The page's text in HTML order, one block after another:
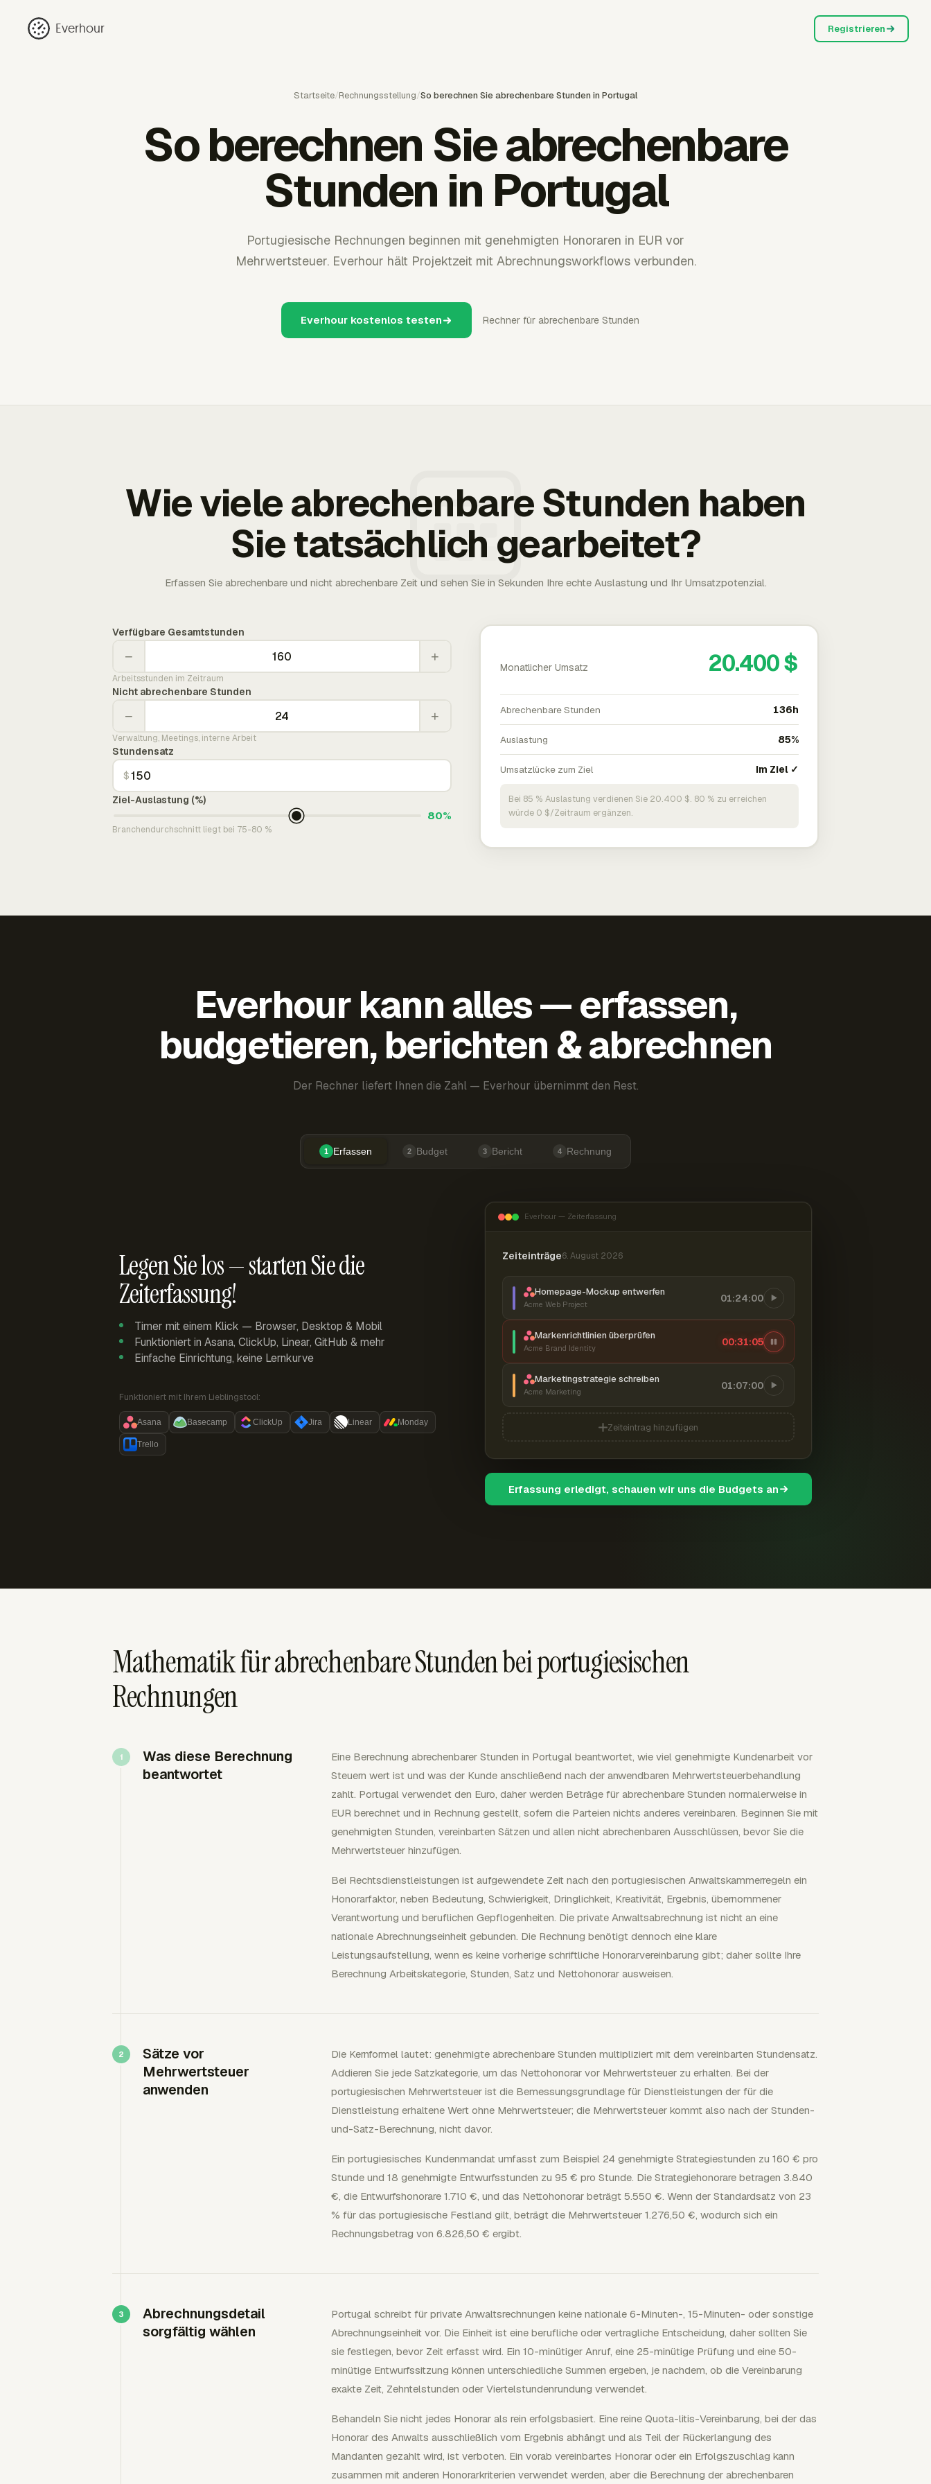
Everhour Registrieren
Startseite/Rechnungsstellung/So berechnen Sie abrechenbare Stunden in Portugal
So berechnen Sie abrechenbare
Stunden in Portugal
Portugiesische Rechnungen beginnen mit genehmigten Honoraren in EUR vor
Mehrwertsteuer. Everhour hält Projektzeit mit Abrechnungsworkflows verbunden.
Everhour kostenlos testen Rechner für abrechenbare Stunden
Wie viele abrechenbare Stunden haben
Sie tatsächlich gearbeitet?
Erfassen Sie abrechenbare und nicht abrechenbare Zeit und sehen Sie in Sekunden Ihre echte Auslastung und Ihr Umsatzpotenzial.
Verfügbare Gesamtstunden
− +
Arbeitsstunden im Zeitraum
Nicht abrechenbare Stunden
− +
Verwaltung, Meetings, interne Arbeit
Stundensatz
$
Ziel-Auslastung (%)
80%
Branchendurchschnitt liegt bei 75-80 %
Monatlicher Umsatz 20.400 $
Abrechenbare Stunden 136h
Auslastung 85%
Umsatzlücke zum Ziel Im Ziel ✓
Bei 85 % Auslastung verdienen Sie 20.400 $. 80 % zu erreichen
würde 0 $/Zeitraum ergänzen.
Everhour kann alles — erfassen,
budgetieren, berichten & abrechnen
Der Rechner liefert Ihnen die Zahl — Everhour übernimmt den Rest.
1 Erfassen 2 Budget 3 Bericht 4 Rechnung
Legen Sie los — starten Sie die
Zeiterfassung!
Timer mit einem Klick — Browser, Desktop & Mobil
Funktioniert in Asana, ClickUp, Linear, GitHub & mehr
Einfache Einrichtung, keine Lernkurve
Funktioniert mit Ihrem Lieblingstool:
Asana Basecamp ClickUp Jira Linear Monday
Trello
Everhour — Zeiterfassung
Zeiteinträge6. August 2026
Homepage-Mockup entwerfen
Acme Web Project
01:24:00
Markenrichtlinien überprüfen
Acme Brand Identity
00:31:06
Marketingstrategie schreiben
Acme Marketing
01:07:00
Zeiteintrag hinzufügen
Erfassung erledigt, schauen wir uns die Budgets an
Mathematik für abrechenbare Stunden bei portugiesischen
Rechnungen
Was diese Berechnung
beantwortet
Eine Berechnung abrechenbarer Stunden in Portugal beantwortet, wie viel genehmigte Kundenarbeit vor
Steuern wert ist und was der Kunde anschließend nach der anwendbaren Mehrwertsteuerbehandlung
zahlt. Portugal verwendet den Euro, daher werden Beträge für abrechenbare Stunden normalerweise in
EUR berechnet und in Rechnung gestellt, sofern die Parteien nichts anderes vereinbaren. Beginnen Sie mit
genehmigten Stunden, vereinbarten Sätzen und allen nicht abrechenbaren Ausschlüssen, bevor Sie die
Mehrwertsteuer hinzufügen.
Bei Rechtsdienstleistungen ist aufgewendete Zeit nach den portugiesischen Anwaltskammerregeln ein
Honorarfaktor, neben Bedeutung, Schwierigkeit, Dringlichkeit, Kreativität, Ergebnis, übernommener
Verantwortung und beruflichen Gepflogenheiten. Die private Anwaltsabrechnung ist nicht an eine
nationale Abrechnungseinheit gebunden. Die Rechnung benötigt dennoch eine klare
Leistungsaufstellung, wenn es keine vorherige schriftliche Honorarvereinbarung gibt; daher sollte Ihre
Berechnung Arbeitskategorie, Stunden, Satz und Nettohonorar ausweisen.
Sätze vor
Mehrwertsteuer
anwenden
Die Kernformel lautet: genehmigte abrechenbare Stunden multipliziert mit dem vereinbarten Stundensatz.
Addieren Sie jede Satzkategorie, um das Nettohonorar vor Mehrwertsteuer zu erhalten. Bei der
portugiesischen Mehrwertsteuer ist die Bemessungsgrundlage für Dienstleistungen der für die
Dienstleistung erhaltene Wert ohne Mehrwertsteuer; die Mehrwertsteuer kommt also nach der Stunden-
und-Satz-Berechnung, nicht davor.
Ein portugiesisches Kundenmandat umfasst zum Beispiel 24 genehmigte Strategiestunden zu 160 € pro
Stunde und 18 genehmigte Entwurfsstunden zu 95 € pro Stunde. Die Strategiehonorare betragen 3.840
€, die Entwurfshonorare 1.710 €, und das Nettohonorar beträgt 5.550 €. Wenn der Standardsatz von 23
% für das portugiesische Festland gilt, beträgt die Mehrwertsteuer 1.276,50 €, wodurch sich ein
Rechnungsbetrag von 6.826,50 € ergibt.
Abrechnungsdetail
sorgfältig wählen
Portugal schreibt für private Anwaltsrechnungen keine nationale 6-Minuten-, 15-Minuten- oder sonstige
Abrechnungseinheit vor. Die Einheit ist eine berufliche oder vertragliche Entscheidung, daher sollten Sie
sie festlegen, bevor Zeit erfasst wird. Ein 10-minütiger Anruf, eine 25-minütige Prüfung und eine 50-
minütige Entwurfssitzung können unterschiedliche Summen ergeben, je nachdem, ob die Vereinbarung
exakte Zeit, Zehntelstunden oder Viertelstundenrundung verwendet.
Behandeln Sie nicht jedes Honorar als rein erfolgsbasiert. Eine reine Quota-litis-Vereinbarung, bei der das
Honorar des Anwalts ausschließlich vom Ergebnis abhängt und als Teil der Rückerlangung des
Mandanten gezahlt wird, ist verboten. Ein vorab vereinbartes Honorar oder ein Erfolgszuschlag kann
zusammen mit anderen Honorarkriterien verwendet werden, aber die Berechnung der abrechenbaren